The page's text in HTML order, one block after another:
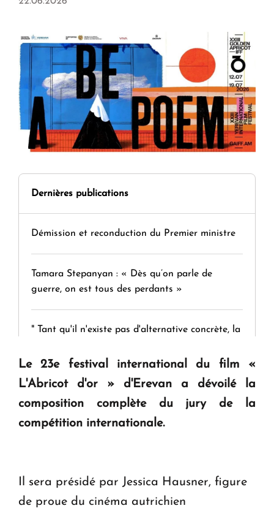
Dernières publications
Démission et reconduction du Premier ministre
Tamara Stepanyan : « Dès qu’on parle de
guerre, on est tous des perdants »
" Tant qu'il n'existe pas d'alternative concrète, la
KASA : 30 ans d'audace, de résilience et d'avenir
en Arménie
Le 23e festival international du film «
L'Abricot d'or » d'Erevan a dévoilé la
composition complète du jury de la
compétition internationale.
Il sera présidé par Jessica Hausner, figure
de proue du cinéma autrichien